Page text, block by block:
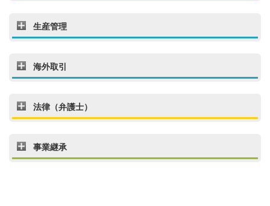
生産管理
海外取引
法律（弁護士）
事業継承